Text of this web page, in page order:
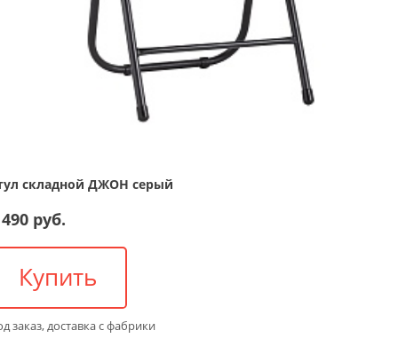
складной ДЖОН серый
руб.
Купить
заказ, доставка с фабрики